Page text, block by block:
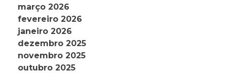
março 2026
fevereiro 2026
janeiro 2026
dezembro 2025
novembro 2025
outubro 2025